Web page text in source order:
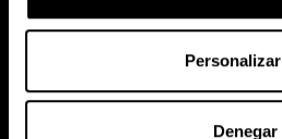
Personalizar
Denegar